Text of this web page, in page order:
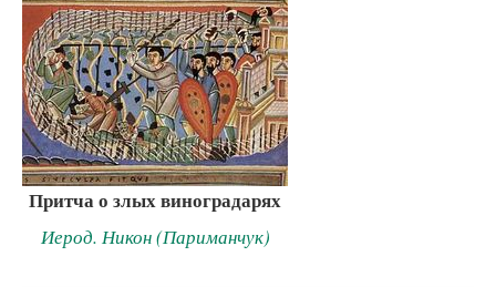
Притча о злых виноградарях
Иерод. Никон (Париманчук)